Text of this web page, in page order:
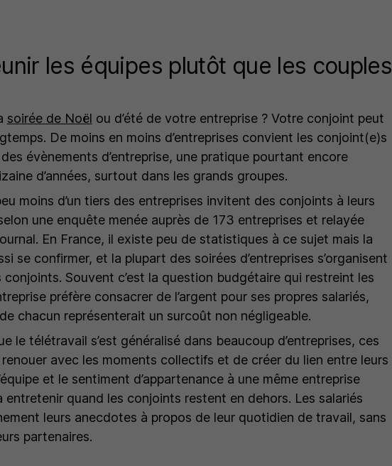
les équipes plutôt que les couples
soirée de Noël ou d’été de votre entreprise ? Votre conjoint peut
De moins en moins d’entreprises convient les conjoint(e)s
évènements d’entreprise, une pratique pourtant encore
d’années, surtout dans les grands groupes.
moins d’un tiers des entreprises invitent des conjoints à leurs
une enquête menée auprès de 173 entreprises et relayée
En France, il existe peu de statistiques à ce sujet mais la
se confirmer, et la plupart des soirées d’entreprises s’organisent
conjoints. Souvent c’est la question budgétaire qui restreint les
préfère consacrer de l’argent pour ses propres salariés,
chacun représenterait un surcoût non négligeable.
le télétravail s’est généralisé dans beaucoup d’entreprises, ces
avec les moments collectifs et de créer du lien entre leurs
et le sentiment d’appartenance à une même entreprise
entretenir quand les conjoints restent en dehors. Les salariés
leurs anecdotes à propos de leur quotidien de travail, sans
partenaires.